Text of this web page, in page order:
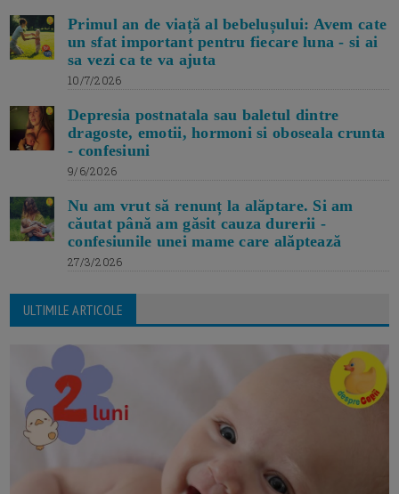
Primul an de viață al bebelușului: Avem cate
un sfat important pentru fiecare luna - si ai
sa vezi ca te va ajuta
10/7/2026
Depresia postnatala sau baletul dintre
dragoste, emotii, hormoni si oboseala crunta
- confesiuni
9/6/2026
Nu am vrut să renunț la alăptare. Si am
căutat până am găsit cauza durerii -
confesiunile unei mame care alăptează
27/3/2026
ULTIMILE ARTICOLE